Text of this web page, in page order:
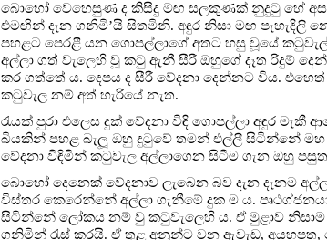
බොහෝ වෙහෙසුණ ද කිසිදු මඟ සලකුණක් නුදුටු හේ
එමඟින් දැන ගනිමි’යි සිතමිනි. අඳුර නිසා මඟ පැහැදිලි
පහළට පෙරළී යන ගොපල්ලාගේ අතට හසු වූයේ
අල්ලා ගත් වැලෙහි වූ කටු ඇනී සීරී ඔහුගේ දෑත රිදුම්
කර ගත්තේ ය. දෙපය ද සීරී වේදනා දෙන්නට විය.
කටුවැල නම් අත් හැරියේ නැත.
රැයක් පුරා එලෙස දුක් වේදනා විඳි ගොපල්ලා අඳුර මැකී
බියකින් පහළ බැලූ ඔහු දුටුවේ තමන් එල්ලී සිටින්නේ මහ
වේදනා විඳිමින් කටුවැල අල්ලාගෙන සිටීම ගැන ඔහු
බොහෝ දෙනෙක් වේදනාව ලැබෙන බව දැන දැනම
විස්තර කෙරෙන්නේ අල්ලා ගැනීමේ දුක ම ය.
සිටින්නේ ලෝකය නම් වු කටුවැලෙහි ය. ඒ මුළාව නිසාම
ගනිමින් රැස් කරයි. ඒ තුළ අනුන්ට වන ඇවැඩ,